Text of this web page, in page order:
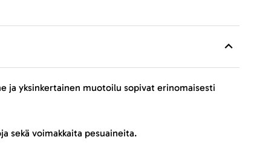
ja yksinkertainen muotoilu sopivat erinomaisesti
sekä voimakkaita pesuaineita.